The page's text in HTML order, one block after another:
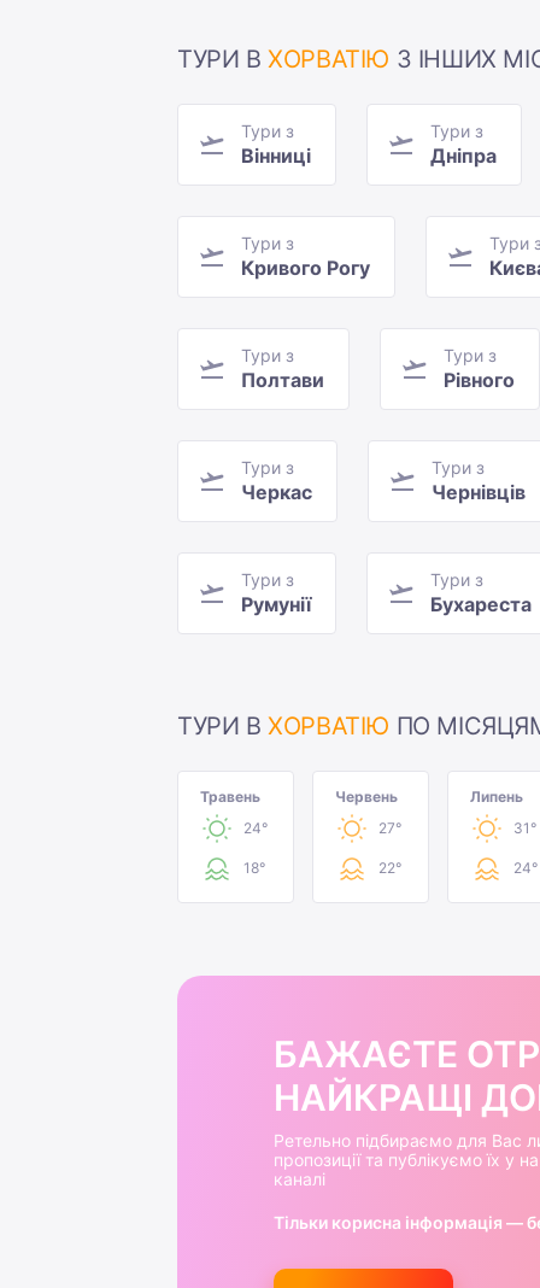
ТУРИ ВХОРВАТІЮ З ІНШИХ
Тури з
Вінниці
Тури з
Дніпра
Тури з
Кривого Рогу
Тури
Тури з
Полтави
Тури з
Рівного
Тури з
Черкас
Тури з
Чернівців
Тури з
Румунії
Тури з
Бухареста
ТУРИ ВХОРВАТІЮ ПО
Травень
24°
18°
Червень
27°
22°
Липень
31°
24°
БАЖАЄТЕ
НАЙКРАЩІ
Ретельно підбираємо для Вас
пропозиції та публікуємо їх у
каналі
Тільки корисна інформація —